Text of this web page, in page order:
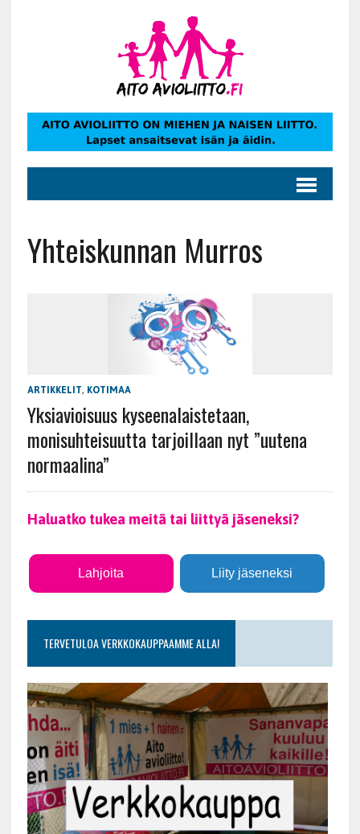
Yhteiskunnan Murros
ARTIKKELIT, KOTIMAA
Yksiavioisuus kyseenalaistetaan,
monisuhteisuutta tarjoillaan nyt ”uutena
normaalina”
Haluatko tukea meitä tai liittyä jäseneksi?
Lahjoita Liity jäseneksi
TERVETULOA VERKKOKAUPPAAMME ALLA!